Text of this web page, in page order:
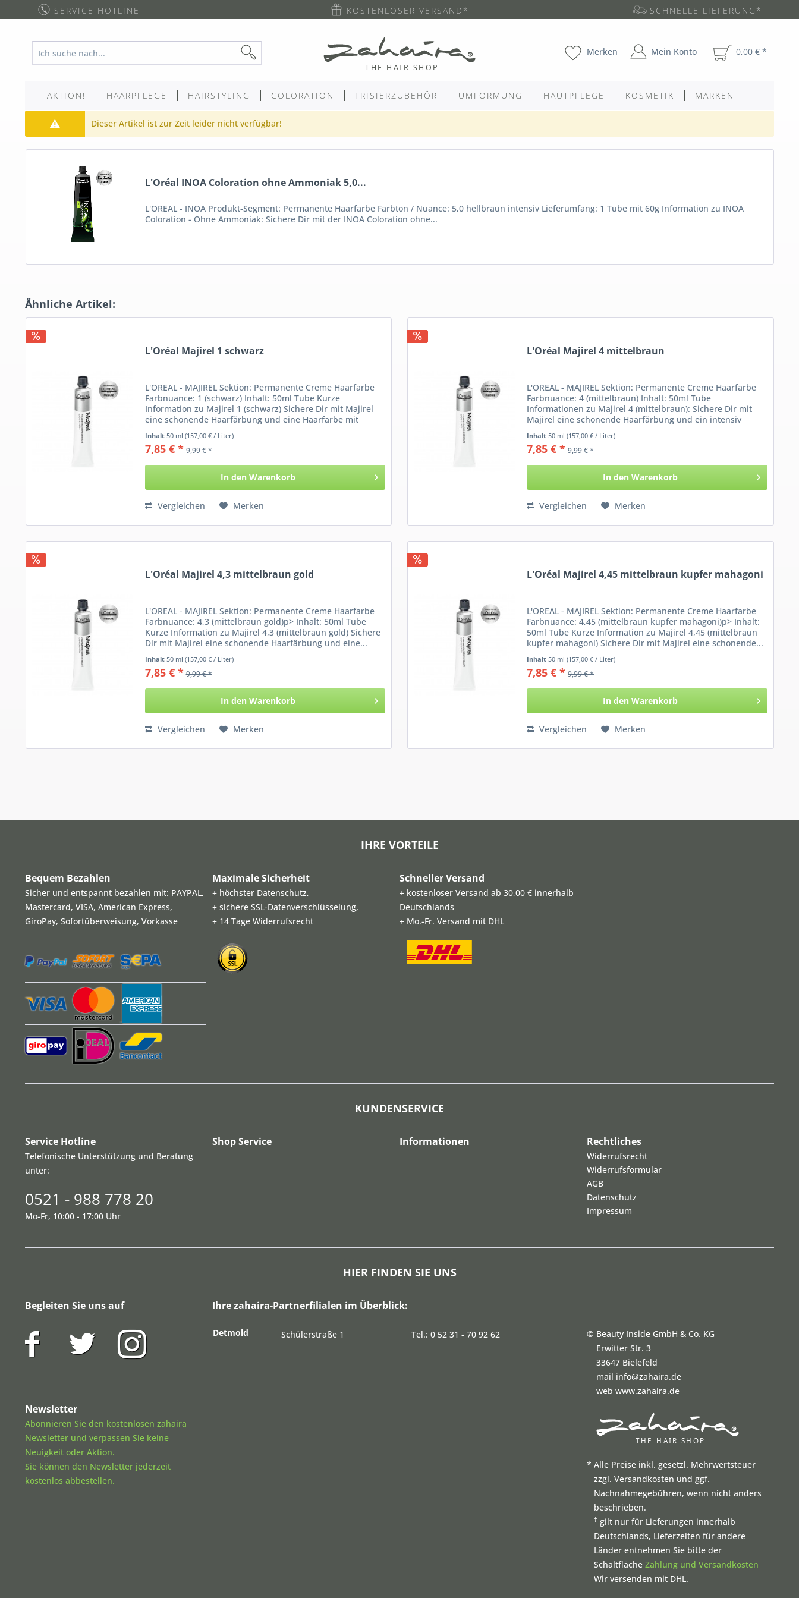
SERVICE HOTLINE KOSTENLOSER VERSAND* SCHNELLE LIEFERUNG*
Merken Mein Konto 0,00 € *
AKTION! HAARPFLEGE HAIRSTYLING COLORATION FRISIERZUBEHÖR UMFORMUNG HAUTPFLEGE KOSMETIK MARKEN
Dieser Artikel ist zur Zeit leider nicht verfügbar!
L'Oréal INOA Coloration ohne Ammoniak 5,0...
L'OREAL - INOA Produkt-Segment: Permanente Haarfarbe Farbton / Nuance: 5,0 hellbraun intensiv Lieferumfang: 1 Tube mit 60g Information zu INOA
Coloration - Ohne Ammoniak: Sichere Dir mit der INOA Coloration ohne...
Ähnliche Artikel:
L'Oréal Majirel 1 schwarz
L'OREAL - MAJIREL Sektion: Permanente Creme Haarfarbe
Farbnuance: 1 (schwarz) Inhalt: 50ml Tube Kurze
Information zu Majirel 1 (schwarz) Sichere Dir mit Majirel
eine schonende Haarfärbung und eine Haarfarbe mit
Inhalt 50 ml (157,00 € / Liter)
7,85 € * 9,99 € *
In den Warenkorb
Vergleichen Merken
L'Oréal Majirel 4 mittelbraun
L'OREAL - MAJIREL Sektion: Permanente Creme Haarfarbe
Farbnuance: 4 (mittelbraun) Inhalt: 50ml Tube
Informationen zu Majirel 4 (mittelbraun): Sichere Dir mit
Majirel eine schonende Haarfärbung und ein intensiv
Inhalt50 ml(157,00 € / Liter)
7,85 € * 9,99 € *
In den Warenkorb
Vergleichen Merken
L'Oréal Majirel 4,3 mittelbraun gold
L'OREAL - MAJIREL Sektion: Permanente Creme Haarfarbe
Farbnuance: 4,3 (mittelbraun gold)p> Inhalt: 50ml Tube
Kurze Information zu Majirel 4,3 (mittelbraun gold) Sichere
Dir mit Majirel eine schonende Haarfärbung und eine...
Inhalt 50 ml (157,00 € / Liter)
7,85 € * 9,99 € *
In den Warenkorb
Vergleichen Merken
L'Oréal Majirel 4,45 mittelbraun kupfer mahagoni
L'OREAL - MAJIREL Sektion: Permanente Creme Haarfarbe
Farbnuance: 4,45 (mittelbraun kupfer mahagoni)p> Inhalt:
50ml Tube Kurze Information zu Majirel 4,45 (mittelbraun
kupfer mahagoni) Sichere Dir mit Majirel eine schonende...
Inhalt 50 ml(157,00 € / Liter)
7,85 € * 9,99 € *
In den Warenkorb
Vergleichen Merken
IHRE VORTEILE
Bequem Bezahlen
Sicher und entspannt bezahlen mit: PAYPAL,
Mastercard, VISA, American Express,
GiroPay, Sofortüberweisung, Vorkasse
Maximale Sicherheit
+ höchster Datenschutz,
+ sichere SSL-Datenverschlüsselung,
+ 14 Tage Widerrufsrecht
Schneller Versand
+ kostenloser Versand ab 30,00 € innerhalb
Deutschlands
+ Mo.-Fr. Versand mit DHL
KUNDENSERVICE
Service Hotline
Telefonische Unterstützung und Beratung
unter:
0521 - 988 778 20
Mo-Fr, 10:00 - 17:00 Uhr
Shop Service Informationen Rechtliches
Widerrufsrecht
Widerrufsformular
AGB
Datenschutz
Impressum
HIER FINDEN SIE UNS
Begleiten Sie uns auf
Newsletter
Abonnieren Sie den kostenlosen zahaira
Newsletter und verpassen Sie keine
Neuigkeit oder Aktion.
Sie können den Newsletter jederzeit
kostenlos abbestellen.
Ihre zahaira-Partnerfilialen im Überblick:
Detmold Schülerstraße 1 Tel.: 0 52 31 - 70 92 62 © Beauty Inside GmbH & Co. KG
Erwitter Str. 3
33647 Bielefeld
mail info@zahaira.de
web www.zahaira.de
* Alle Preise inkl. gesetzl. Mehrwertsteuer
zzgl. Versandkosten und ggf.
Nachnahmegebühren, wenn nicht anders
beschrieben.
† gilt nur für Lieferungen innerhalb
Deutschlands, Lieferzeiten für andere
Länder entnehmen Sie bitte der
Schaltfläche Zahlung und Versandkosten
Wir versenden mit DHL.